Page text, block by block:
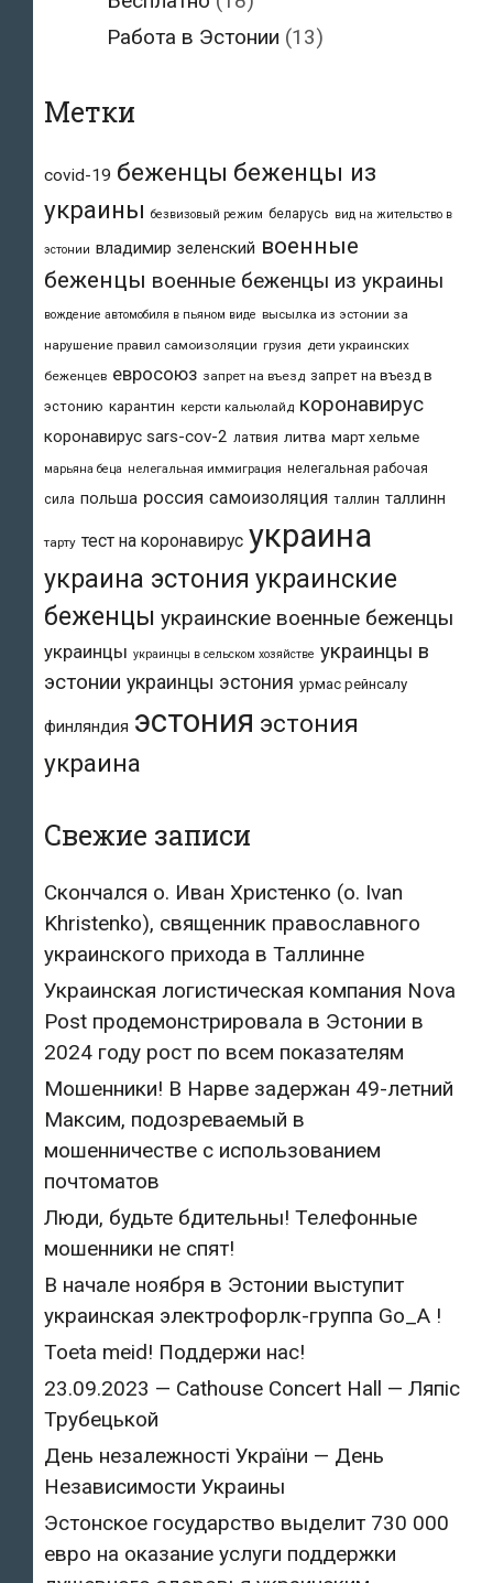
Работа в Эстонии (13)
Метки
covid-19 беженцы беженцы из
украины безвизовый режим беларусь вид на жительство в
эстонии владимир зеленский военные
беженцы военные беженцы из украины
вождение автомобиля в пьяном виде высылка из эстонии за
нарушение правил самоизоляции грузия
дети украинских
беженцев евросоюз запрет на въезд запрет на въезд в
эстонию карантин керсти кальюлайд коронавирус
коронавирус sars-cov-2 латвия литва март хельме
марьяна беца нелегальная иммиграция нелегальная рабочая
сила польша россия самоизоляция таллин таллинн
тарту тест на коронавирус украина
украина эстония украинские
беженцы украинские военные беженцы
украинцы украинцы в сельском хозяйстве украинцы в
эстонии украинцы эстония урмас рейнсалу
финляндия эстония эстония
украина
Свежие записи
Скончался о. Иван Христенко (о. Ivan
Khristenko), священник православного
украинского прихода в Таллинне
Украинская логистическая компания Nova
Post продемонстрировала в Эстонии в
2024 году рост по всем показателям
Мошенники! В Нарве задержан 49-летний
Максим, подозреваемый в
мошенничестве с использованием
почтоматов
Люди, будьте бдительны! Телефонные
мошенники не спят!
В начале ноября в Эстонии выступит
украинская электрофорлк-группа Go_A !
Toeta meid! Поддержи нас!
23.09.2023 — Cathouse Concert Hall — Ляпіс
Трубецькой
День незалежності України — День
Независимости Украины
Эстонское государство выделит 730 000
евро на оказание услуги поддержки